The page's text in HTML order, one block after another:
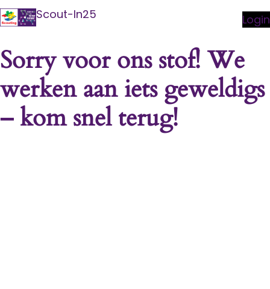
Scout-In25 Login
Sorry voor ons stof! We
werken aan iets geweldigs
– kom snel terug!